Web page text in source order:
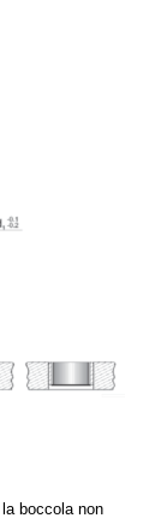
boccola non